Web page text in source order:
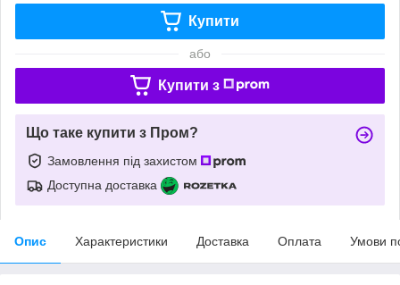
Купити
або
Купити з
Що таке купити з Пром?
Замовлення під захистом
Доступна доставка
Опис Характеристики Доставка Оплата Умови